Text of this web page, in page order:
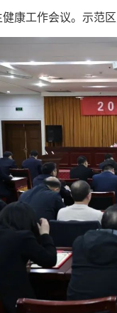
康工作会议。示范